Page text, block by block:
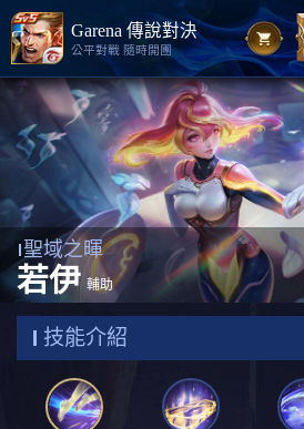
Garena 傳說對決
公平對戰 隨時開團
聖域之暉
若伊 輔助
技能介紹